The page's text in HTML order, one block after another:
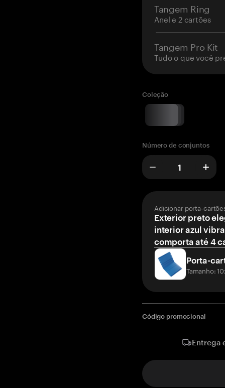
Tangem Ring
Anel e 2 cartões
Tangem Pro Kit
Tudo o que você
Coleção
Número de conjuntos
Adicionar porta-
Exterior preto
interior azul
comporta até 4
Porta-
Tamanho:
Código promocional
Entrega